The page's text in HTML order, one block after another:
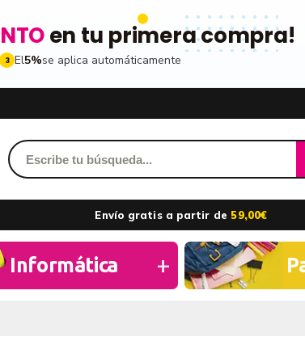
en tu primera compra!
3 El5%se aplica automáticamente
y accede a tu historial
a nuestro boletin
Envío gratis a partir de 59,00€
Informática